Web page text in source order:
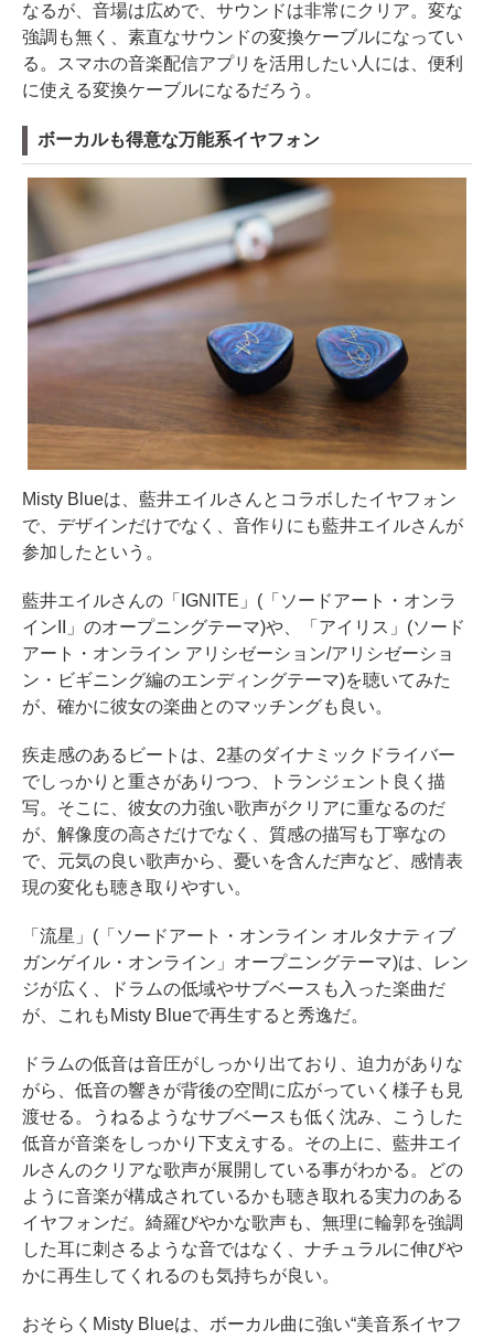
なるが、音場は広めで、サウンドは非常にクリア。変な
強調も無く、素直なサウンドの変換ケーブルになってい
る。スマホの音楽配信アプリを活用したい人には、便利
に使える変換ケーブルになるだろう。
ボーカルも得意な万能系イヤフォン
Misty Blueは、藍井エイルさんとコラボしたイヤフォン
で、デザインだけでなく、音作りにも藍井エイルさんが
参加したという。
藍井エイルさんの「IGNITE」(「ソードアート・オンラ
インII」のオープニングテーマ)や、「アイリス」(ソード
アート・オンライン アリシゼーション/アリシゼーショ
ン・ビギニング編のエンディングテーマ)を聴いてみた
が、確かに彼女の楽曲とのマッチングも良い。
疾走感のあるビートは、2基のダイナミックドライバー
でしっかりと重さがありつつ、トランジェント良く描
写。そこに、彼女の力強い歌声がクリアに重なるのだ
が、解像度の高さだけでなく、質感の描写も丁寧なの
で、元気の良い歌声から、憂いを含んだ声など、感情表
現の変化も聴き取りやすい。
「流星」(「ソードアート・オンライン オルタナティブ
ガンゲイル・オンライン」オープニングテーマ)は、レン
ジが広く、ドラムの低域やサブベースも入った楽曲だ
が、これもMisty Blueで再生すると秀逸だ。
ドラムの低音は音圧がしっかり出ており、迫力がありな
がら、低音の響きが背後の空間に広がっていく様子も見
渡せる。うねるようなサブベースも低く沈み、こうした
低音が音楽をしっかり下支えする。その上に、藍井エイ
ルさんのクリアな歌声が展開している事がわかる。どの
ように音楽が構成されているかも聴き取れる実力のある
イヤフォンだ。綺羅びやかな歌声も、無理に輪郭を強調
した耳に刺さるような音ではなく、ナチュラルに伸びや
かに再生してくれるのも気持ちが良い。
おそらくMisty Blueは、ボーカル曲に強い“美音系イヤフ